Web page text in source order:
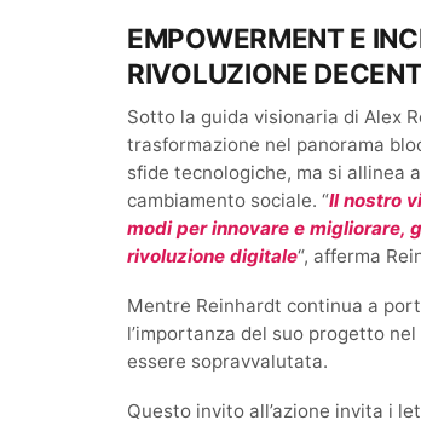
EMPOWERMENT E
RIVOLUZIONE
Sotto la guida visionaria di Alex
trasformazione nel panorama
sfide tecnologiche, ma si allinea
cambiamento sociale. “Il nostro
modi per innovare e migliorare,
rivoluzione digitale“, afferma
Mentre Reinhardt continua a
l’importanza del suo progetto
essere sopravvalutata.
Questo invito all’azione invita i